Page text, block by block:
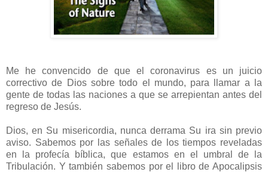
Me he convencido de que el coronavirus es un juicio
correctivo de Dios sobre todo el mundo, para llamar a la
gente de todas las naciones a que se arrepientan antes del
regreso de Jesús.
Dios, en Su misericordia, nunca derrama Su ira sin previo
aviso. Sabemos por las señales de los tiempos reveladas
en la profecía bíblica, que estamos en el umbral de la
Tribulación. Y también sabemos por el libro de Apocalipsis